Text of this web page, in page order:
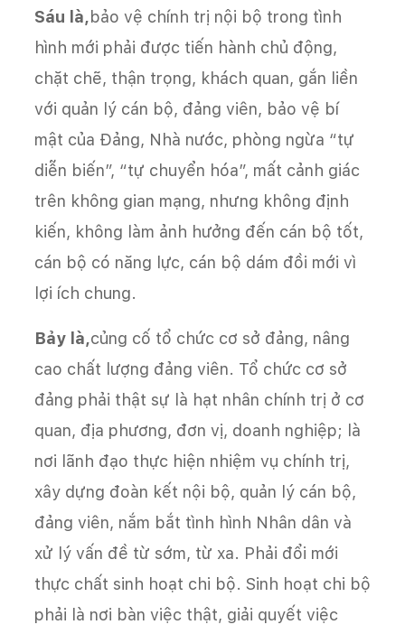
Sáu là,bảo vệ chính trị nội bộ trong tình
hình mới phải được tiến hành chủ động,
chặt chẽ, thận trọng, khách quan, gắn liền
với quản lý cán bộ, đảng viên, bảo vệ bí
mật của Đảng, Nhà nước, phòng ngừa “tự
diễn biến”, “tự chuyển hóa”, mất cảnh giác
trên không gian mạng, nhưng không định
kiến, không làm ảnh hưởng đến cán bộ tốt,
cán bộ có năng lực, cán bộ dám đồi mới vì
lợi ích chung.
Bảy là,củng cố tổ chức cơ sở đảng, nâng
cao chất lượng đảng viên. Tổ chức cơ sở
đảng phải thật sự là hạt nhân chính trị ở cơ
quan, địa phương, đơn vị, doanh nghiệp; là
nơi lãnh đạo thực hiện nhiệm vụ chính trị,
xây dựng đoàn kết nội bộ, quản lý cán bộ,
đảng viên, nắm bắt tình hình Nhân dân và
xử lý vấn đề từ sớm, từ xa. Phải đổi mới
thực chất sinh hoạt chi bộ. Sinh hoạt chi bộ
phải là nơi bàn việc thật, giải quyết việc